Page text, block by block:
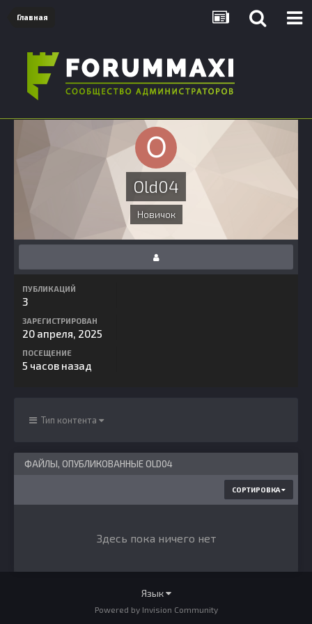
Главная
Old04
Новичок
ПУБЛИКАЦИЙ
3
ЗАРЕГИСТРИРОВАН
20 апреля, 2025
ПОСЕЩЕНИЕ
5 часов назад
Тип контента
ФАЙЛЫ, ОПУБЛИКОВАННЫЕ OLD04
СОРТИРОВКА
Здесь пока ничего нет
Язык
Powered by Invision Community